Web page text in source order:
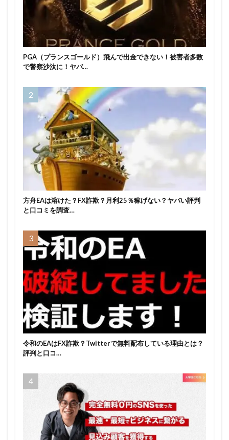
PGA（プランスゴールド）飛んで出金できない！被害者多数
で警察沙汰に！ヤバ…
方舟EAは溶けた？FX詐欺？月利25％稼げない？ヤバい評判
と口コミを調査…
令和のEAはFX詐欺？Twitterで無料配布している理由とは？
評判と口コ…